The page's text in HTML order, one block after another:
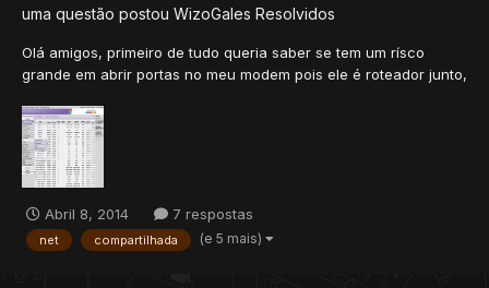
uma questão postou WizoGales Resolvidos
Olá amigos, primeiro de tudo queria saber se tem um rísco
grande em abrir portas no meu modem pois ele é roteador junto,
tentar abrir um servidor, não consegui adicionar nem na otlist
mas consegui entrar pelo ip-fixo. Sou novato em criaçã...
Abril 8, 2014 7 respostas
net compartilhada (e 5 mais)